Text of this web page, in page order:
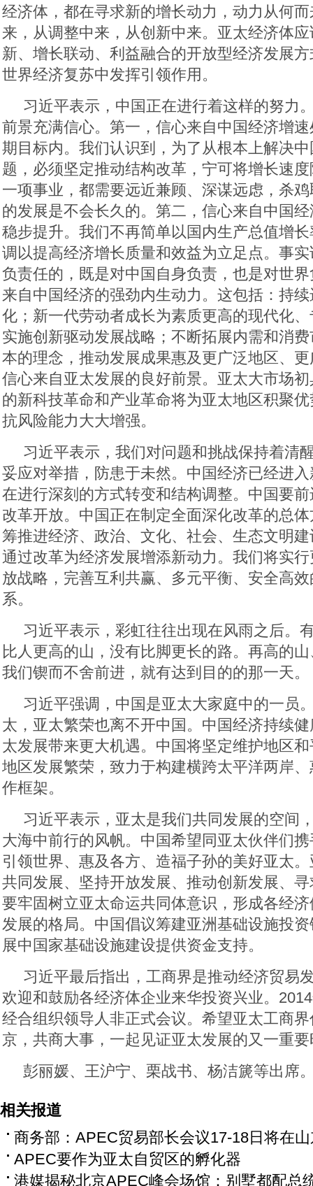
经济体，都在寻求新的增长动力，动力从何
来，从调整中来，从创新中来。亚太经济体
新、增长联动、利益融合的开放型经济发展
世界经济复苏中发挥引领作用。
习近平表示，中国正在进行着这样的努力
前景充满信心。第一，信心来自中国经济增
期目标内。我们认识到，为了从根本上解决
题，必须坚定推动结构改革，宁可将增长速
一项事业，都需要远近兼顾、深谋远虑，杀
的发展是不会长久的。第二，信心来自中国
稳步提升。我们不再简单以国内生产总值增
调以提高经济增长质量和效益为立足点。事
负责任的，既是对中国自身负责，也是对世
来自中国经济的强劲内生动力。这包括：持
化；新一代劳动者成长为素质更高的现代化
实施创新驱动发展战略；不断拓展内需和消
本的理念，推动发展成果惠及更广泛地区、
信心来自亚太发展的良好前景。亚太大市场
的新科技革命和产业革命将为亚太地区积聚
抗风险能力大大增强。
习近平表示，我们对问题和挑战保持着清
妥应对举措，防患于未然。中国经济已经进
在进行深刻的方式转变和结构调整。中国要
改革开放。中国正在制定全面深化改革的总
筹推进经济、政治、文化、社会、生态文明
通过改革为经济发展增添新动力。我们将实
放战略，完善互利共赢、多元平衡、安全高
系。
习近平表示，彩虹往往出现在风雨之后。
比人更高的山，没有比脚更长的路。再高的
我们锲而不舍前进，就有达到目的的那一天。
习近平强调，中国是亚太大家庭中的一员
太，亚太繁荣也离不开中国。中国经济持续
太发展带来更大机遇。中国将坚定维护地区
地区发展繁荣，致力于构建横跨太平洋两岸
作框架。
习近平表示，亚太是我们共同发展的空间
大海中前行的风帆。中国希望同亚太伙伴们
引领世界、惠及各方、造福子孙的美好亚太
共同发展、坚持开放发展、推动创新发展、
要牢固树立亚太命运共同体意识，形成各经
发展的格局。中国倡议筹建亚洲基础设施投
展中国家基础设施建设提供资金支持。
习近平最后指出，工商界是推动经济贸易
欢迎和鼓励各经济体企业来华投资兴业。
经合组织领导人非正式会议。希望亚太工商
京，共商大事，一起见证亚太发展的又一重
彭丽媛、王沪宁、栗战书、杨洁篪等出席
相关报道
商务部：APEC贸易部长会议17-18日将在
APEC要作为亚太自贸区的孵化器
港媒揭秘北京APEC峰会场馆：别墅都配总